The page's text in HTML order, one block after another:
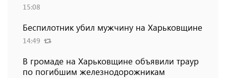
15:08
Беспилотник убил мужчину на Харьковщине
14:49
В громаде на Харьковщине объявили траур
по погибшим железнодорожникам